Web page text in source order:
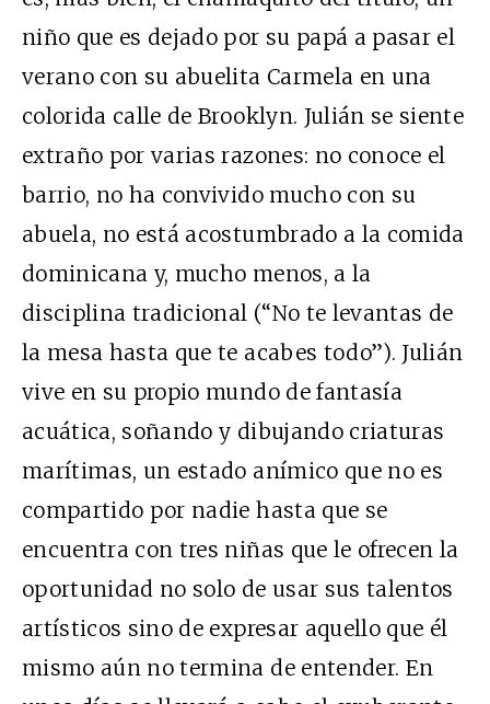
niño que es dejado por su papá a pasar el
verano con su abuelita Carmela en una
colorida calle de Brooklyn. Julián se siente
extraño por varias razones: no conoce el
barrio, no ha convivido mucho con su
abuela, no está acostumbrado a la comida
dominicana y, mucho menos, a la
disciplina tradicional (“No te levantas de
la mesa hasta que te acabes todo”). Julián
vive en su propio mundo de fantasía
acuática, soñando y dibujando criaturas
marítimas, un estado anímico que no es
compartido por nadie hasta que se
encuentra con tres niñas que le ofrecen la
oportunidad no solo de usar sus talentos
artísticos sino de expresar aquello que él
mismo aún no termina de entender. En